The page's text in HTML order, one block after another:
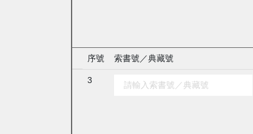
序號 索書號／典藏號
3